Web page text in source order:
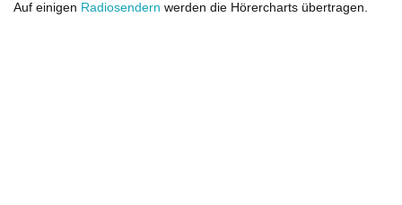
Auf einigen Radiosendern werden die Hörercharts übertragen.